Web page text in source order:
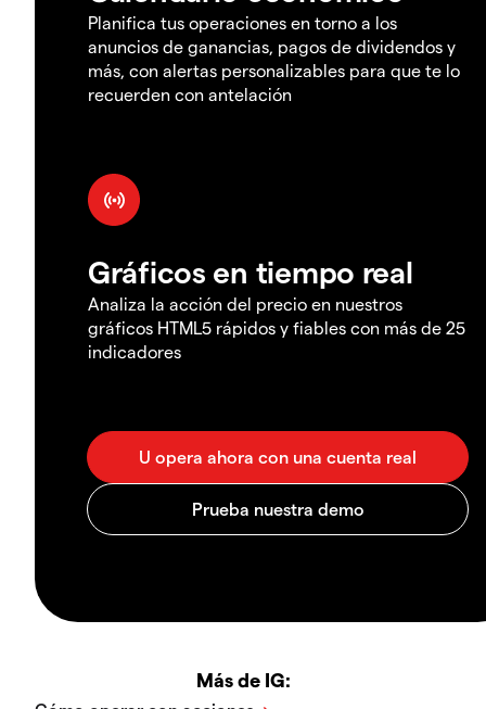
Planifica tus operaciones en torno a los
anuncios de ganancias, pagos de dividendos y
más, con alertas personalizables para que te lo
recuerden con antelación
Gráficos en tiempo real
Analiza la acción del precio en nuestros
gráficos HTML5 rápidos y fiables con más de 25
indicadores
Más de IG: